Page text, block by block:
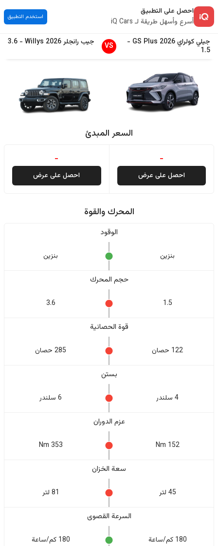
احصل على التطبيق
أسرع وأسهل طريقة لـ iQ Cars
استخدم التطبيق
جيليكولراي2026
GS Plus
-
1.5
VS جيب رانجلر2026
Willys
-
3.6
السعر المبدئ
-
احصل على عرض
-
احصل على عرض
المحرك والقوة
الوقود
بنزين بنزين
حجم المحرك
1.5
3.6
قوة الحصانية
122 حصان 285 حصان
بستن
4 سلندر 6 سلندر
عزم الدوران
152 Nm
353 Nm
سعة الخزان
45 لتر 81 لتر
السرعة القصوى
180 كم/ساعة 180 كم/ساعة